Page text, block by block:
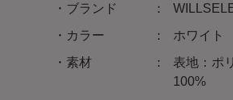
ブランド
カラー
ホワイト
素材
表地：ポ
100%